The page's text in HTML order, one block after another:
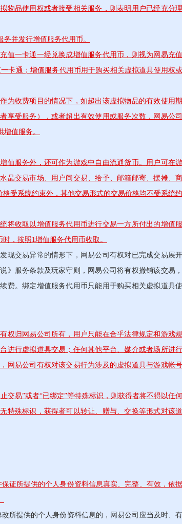
物品使用权或者接受相关服务，则表明用户已经充分理
并发行增值服务代用币。
值一卡通一经兑换成增值服务代用币，则视为网易充值
卡通；增值服务代用币用于购买相关虚拟道具使用权或
为收费项目的情况下，如超出该虚拟物品的有效使用期
享受服务），或者超出有效使用或服务次数，网易公司
值服务。
值服务外，还可作为游戏中自由流通货币。用户可在游
晶交易市场、用户间交易、给予、邮箱邮寄、摆摊、商
受系统约束外，其他交易形式的交易价格均不受系统约
将收取以增值服务代用币进行交易一方所付出的增值服
，按照1增值服务代用币收取。
交易异常的情形下，网易公司有权对已完成交易展开
》服务条款及玩家守则，网易公司将有权撤销该交易，
费。绑定增值服务代用币只能用于购买相关虚拟道具使
权归网易公司所有，用户只能在合乎法律规定和游戏规
进行虚拟道具交易；任何其他平台、媒介或者场所进行
网易公司有权对该交易行为涉及的虚拟道具与游戏帐号
交易”或者“已绑定”等特殊标识，则获得者将不得以任何
特殊标识，获得者可以转让、赠与、交换等形式对该道
证所提供的个人身份资料信息真实、完整、有效，依据
提供的个人身份资料信息的，网易公司应当及时、有